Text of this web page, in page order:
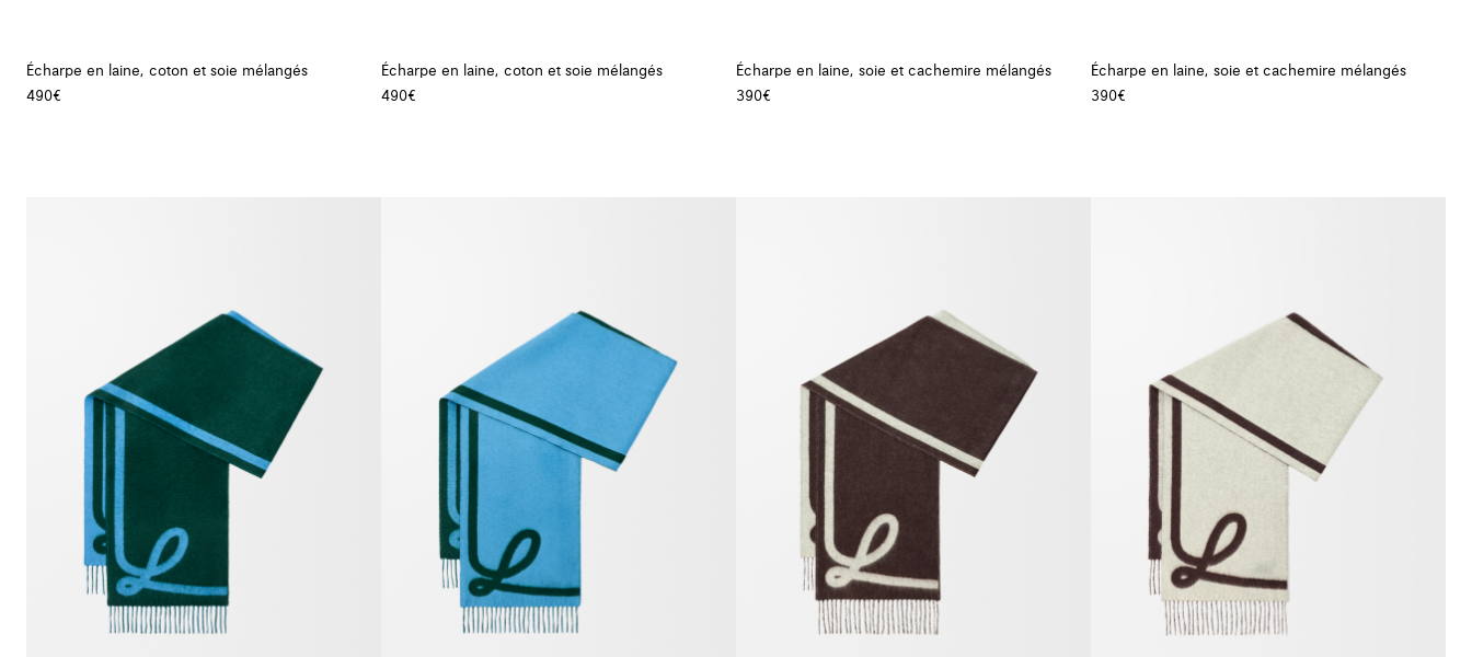
Écharpe en laine, coton et soie mélangés
490€
Écharpe en laine, coton et soie mélangés
490€
Écharpe en laine, soie et cachemire mélangés
390€
Écharpe en laine, soie et cachemire mélangés
390€